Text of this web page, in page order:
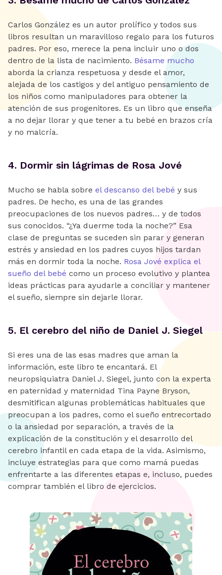
Carlos González es un autor prolífico y todos sus
libros resultan un maravilloso regalo para los futuros
padres. Por eso, merece la pena incluir uno o dos
dentro de la lista de nacimiento. Bésame mucho
aborda la crianza respetuosa y desde el amor,
alejada de los castigos y del antiguo pensamiento de
los niños como manipuladores para obtener la
atención de sus progenitores. Es un libro que enseña
a no dejar llorar y que tener a tu bebé en brazos cría
y no malcría.
‍4. Dormir sin lágrimas de Rosa Jové
Mucho se habla sobre el descanso del bebé y sus
padres. De hecho, es una de las grandes
preocupaciones de los nuevos padres… y de todos
sus conocidos. “¿Ya duerme toda la noche?” Esa
clase de preguntas se suceden sin parar y generan
estrés y ansiedad en los padres cuyos hijos tardan
más en dormir toda la noche. Rosa Jové explica el
sueño del bebé como un proceso evolutivo y plantea
ideas prácticas para ayudarle a conciliar y mantener
el sueño, siempre sin dejarle llorar.
‍5. El cerebro del niño de Daniel J. Siegel
Si eres una de las esas madres que aman la
información, este libro te encantará. El
neuropsiquiatra Daniel J. Siegel, junto con la experta
en paternidad y maternidad Tina Payne Bryson,
desmitifican algunas problemáticas habituales que
preocupan a los padres, como el sueño entrecortado
o la ansiedad por separación, a través de la
explicación de la constitución y el desarrollo del
cerebro infantil en cada etapa de la vida. Asimismo,
incluye estrategias para que como mamá puedas
enfrentarte a las diferentes etapas e, incluso, puedes
comprar también el libro de ejercicios.